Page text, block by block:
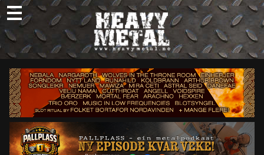
Skip
to
content
Nyheter
Omtaler
Intervjuer
Om oss